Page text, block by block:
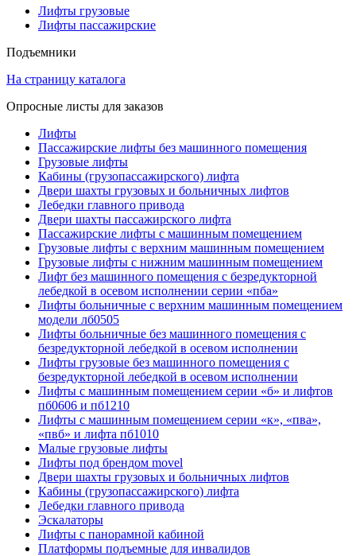
Лифты грузовые
Лифты пассажирские
Подъемники
На страницу каталога
Опросные листы для заказов
Лифты
Пассажирские лифты без машинного помещения
Грузовые лифты
Кабины (грузопассажирского) лифта
Двери шахты грузовых и больничных лифтов
Лебедки главного привода
Двери шахты пассажирского лифта
Пассажирские лифты с машинным помещением
Грузовые лифты с верхним машинным помещением
Грузовые лифты с нижним машинным помещением
Лифт без машинного помещения с безредукторной
лебедкой в осевом исполнении серии «пба»
Лифты больничные с верхним машинным помещением
модели лб0505
Лифты больничные без машинного помещения с
безредукторной лебедкой в осевом исполнении
Лифты грузовые без машинного помещения с
безредукторной лебедкой в осевом исполнении
Лифты с машинным помещением серии «б» и лифтов
пб0606 и пб1210
Лифты с машинным помещением серии «к», «пва»,
«пвб» и лифта пб1010
Малые грузовые лифты
Лифты под брендом movel
Двери шахты грузовых и больничных лифтов
Кабины (грузопассажирского) лифта
Лебедки главного привода
Эскалаторы
Лифты с панорамной кабиной
Платформы подъемные для инвалидов